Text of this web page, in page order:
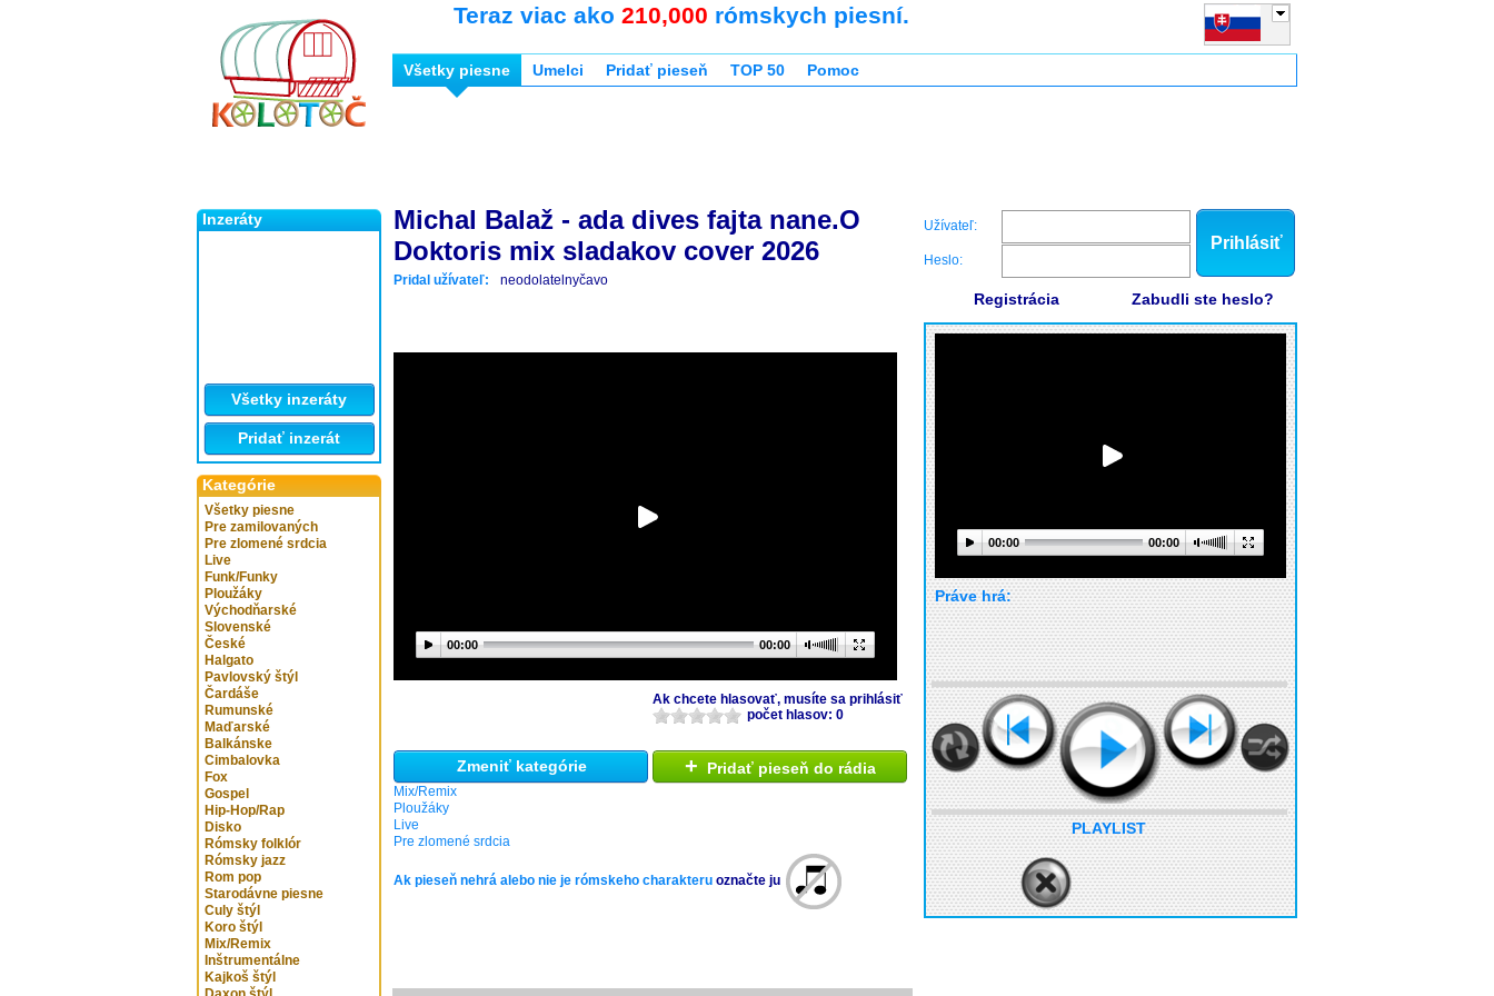
Inzeráty
Všetky inzeráty
Pridať inzerát
Kategórie
Všetky piesne
Pre zamilovaných
Pre zlomené srdcia
Live
Funk/Funky
Ploužáky
Východňarské
Slovenské
České
Halgato
Pavlovský štýl
Čardáše
Rumunské
Maďarské
Balkánske
Cimbalovka
Fox
Gospel
Hip-Hop/Rap
Disko
Rómsky folklór
Rómsky jazz
Rom pop
Starodávne piesne
Culy štýl
Koro štýl
Mix/Remix
Inštrumentálne
Kajkoš štýl
Teraz viac ako 210,000 rómskych piesní.
Všetky piesne Umelci Pridať pieseň TOP 50 Pomoc
Michal Balaž - ada dives fajta nane.O
Doktoris mix sladakov cover 2026
Pridal užívateľ: neodolatelnyčavo
00:00 00:00
Ak chcete hlasovať, musíte sa prihlásiť
počet hlasov: 0
Zmeniť kategórie
Mix/Remix
Ploužáky
Live
Pre zlomené srdcia
+ Pridať pieseň do rádia
Ak pieseň nehrá alebo nie je rómskeho charakteru označte ju
Užívateľ:
Heslo:
Prihlásiť
Registrácia Zabudli ste heslo?
00:00 00:00
Práve hrá:
PLAYLIST